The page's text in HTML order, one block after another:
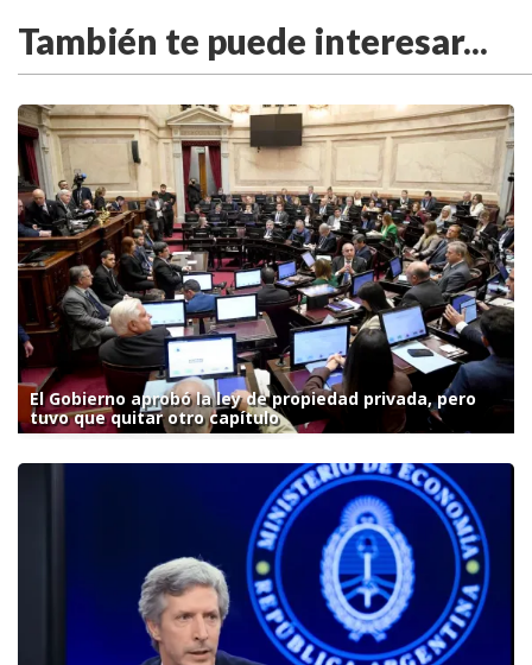
También te puede interesar...
El Gobierno aprobó la ley de propiedad privada, pero
tuvo que quitar otro capítulo